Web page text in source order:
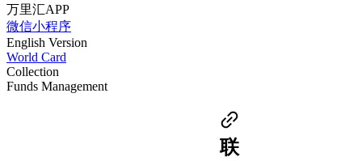
万里汇APP
微信小程序
English Version
World Card
Collection
Funds Management
联